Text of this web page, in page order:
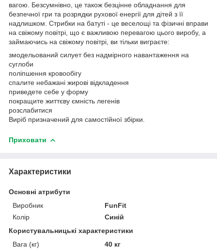
вагою. Безсумнівно, це також безцінне обладнання для
безпечної гри та розрядки рухової енергії для дітей з її
надлишком. Стрибки на батуті - це веселощі та фізичні вправи
на свіжому повітрі, що є важливою перевагою цього виробу, а
займаючись на свіжому повітрі, ви тільки виграєте:
змодельований силует без надмірного навантаження на
суглоби
поліпшення кровообігу
спалите небажані жирові відкладення
приведете себе у форму
покращите життєву ємність легенів
розслабитися
Виріб призначений для самостійної збірки.
Приховати
Характеристики
Основні атрибути
Виробник
FunFit
Колір
Синій
Користувальницькі характеристики
Вага (кг)
40 кг